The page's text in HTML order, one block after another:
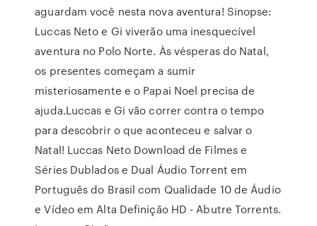
aguardam você nesta nova aventura! Sinopse:
Luccas Neto e Gi viverão uma inesquecível
aventura no Polo Norte. Às vésperas do Natal,
os presentes começam a sumir
misteriosamente e o Papai Noel precisa de
ajuda.Luccas e Gi vão correr contra o tempo
para descobrir o que aconteceu e salvar o
Natal! Luccas Neto Download de Filmes e
Séries Dublados e Dual Áudio Torrent em
Português do Brasil com Qualidade 10 de Áudio
e Vídeo em Alta Definição HD - Abutre Torrents.